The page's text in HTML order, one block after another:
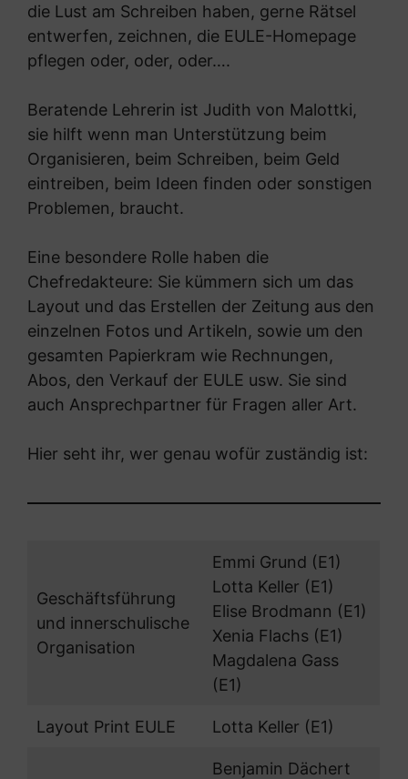
die Lust am Schreiben haben, gerne Rätsel
entwerfen, zeichnen, die EULE-Homepage
pflegen oder, oder, oder….
Beratende Lehrerin ist Judith von Malottki,
sie hilft wenn man Unterstützung beim
Organisieren, beim Schreiben, beim Geld
eintreiben, beim Ideen finden oder sonstigen
Problemen, braucht.
Eine besondere Rolle haben die
Chefredakteure: Sie kümmern sich um das
Layout und das Erstellen der Zeitung aus den
einzelnen Fotos und Artikeln, sowie um den
gesamten Papierkram wie Rechnungen,
Abos, den Verkauf der EULE usw. Sie sind
auch Ansprechpartner für Fragen aller Art.
Hier seht ihr, wer genau wofür zuständig ist:
Geschäftsführung
und innerschulische
Organisation
Emmi Grund (E1)
Lotta Keller (E1)
Elise Brodmann (E1)
Xenia Flachs (E1)
Magdalena Gass
(E1)
Layout Print EULE Lotta Keller (E1)
Benjamin Dächert